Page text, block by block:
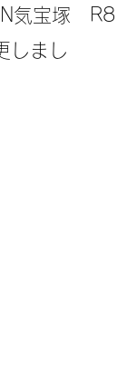
気宝塚 R8
しまし